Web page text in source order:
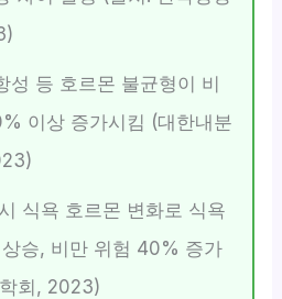
성 등 호르몬 불균형이 비
이상 증가시킴 (대한내분
식욕 호르몬 변화로 식욕
승, 비만 위험 40% 증가
회, 2023)